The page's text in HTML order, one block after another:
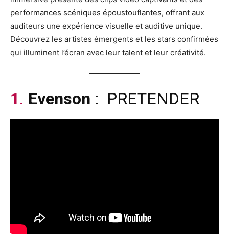
performances scéniques époustouflantes, offrant aux
auditeurs une expérience visuelle et auditive unique.
Découvrez les artistes émergents et les stars confirmées
qui illuminent l’écran avec leur talent et leur créativité.
1. Evenson : PRETENDER